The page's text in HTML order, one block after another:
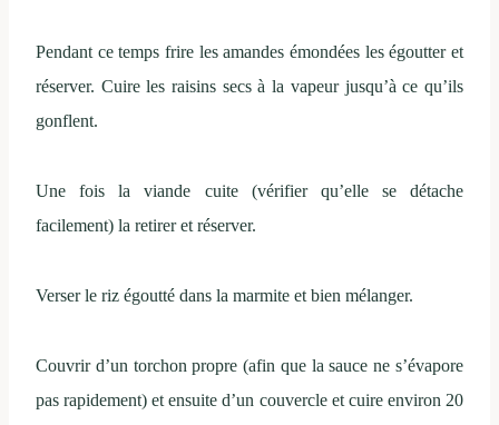
Pendant ce temps frire les amandes émondées les égoutter et
réserver. Cuire les raisins secs à la vapeur jusqu’à ce qu’ils
gonflent.
Une fois la viande cuite (vérifier qu’elle se détache
facilement) la retirer et réserver.
Verser le riz égoutté dans la marmite et bien mélanger.
Couvrir d’un torchon propre (afin que la sauce ne s’évapore
pas rapidement) et ensuite d’un couvercle et cuire environ 20